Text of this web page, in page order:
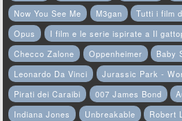
Now You See Me
M3gan
Tutti i film
Opus
I film e le serie ispirate a Il
Checco Zalone
Oppenheimer Baby
Leonardo Da Vinci
Jurassic Park -
Pirati dei Caraibi
007 James Bond
Indiana Jones
Unbreakable Robert